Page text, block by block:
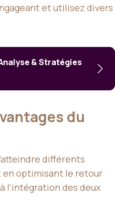
et utilisez divers
& Stratégies
du
différents
en optimisant le retour
l’intégration des deux